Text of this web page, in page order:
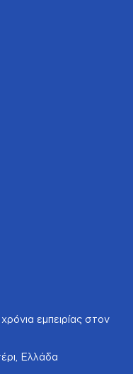
εμπειρίας στον
Ελλάδα